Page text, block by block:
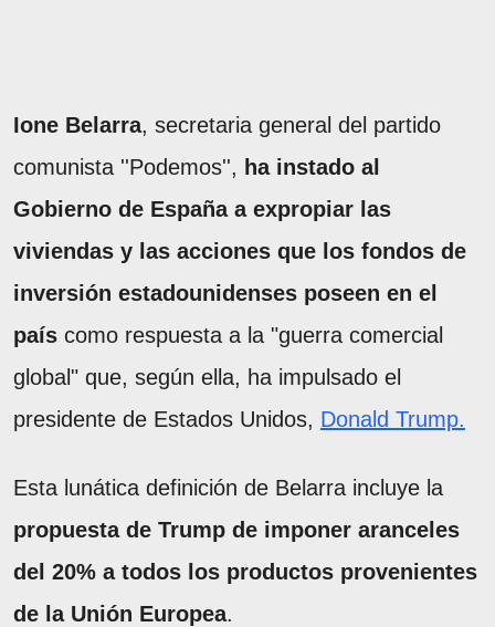
Ione Belarra, secretaria general del partido
comunista ''Podemos'', ha instado al
Gobierno de España a expropiar las
viviendas y las acciones que los fondos de
inversión estadounidenses poseen en el
país como respuesta a la "guerra comercial
global" que, según ella, ha impulsado el
presidente de Estados Unidos, Donald Trump.
Esta lunática definición de Belarra incluye la
propuesta de Trump de imponer aranceles
del 20% a todos los productos provenientes
de la Unión Europea.